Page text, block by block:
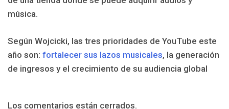
música.
Según Wojcicki, las tres prioridades de YouTube este
año son: fortalecer sus lazos musicales, la generación
de ingresos y el crecimiento de su audiencia global
Los comentarios están cerrados.